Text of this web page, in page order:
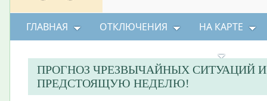
ГЛАВНАЯ ОТКЛЮЧЕНИЯ НА КАРТЕ
ПРОГНОЗ ЧРЕЗВЫЧАЙНЫХ СИТУАЦИЙ
ПРЕДСТОЯЩУЮ НЕДЕЛЮ!